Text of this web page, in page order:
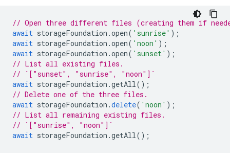
// Open three different files (creating them if
await storageFoundation .open( 'sunrise' );
await storageFoundation .open( 'noon' );
await storageFoundation .open( 'sunset' );
// List all existing files.
// `["sunset", "sunrise", "noon"]`
await storageFoundation .getAll();
// Delete one of the three files.
await storageFoundation .delete( 'noon' );
// List all remaining existing files.
// `["sunrise", "noon"]`
await storageFoundation .getAll();